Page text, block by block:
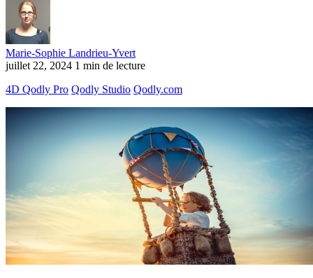
Marie-Sophie Landrieu-Yvert
juillet 22, 2024 1 min de lecture
4D Qodly Pro Qodly Studio Qodly.com